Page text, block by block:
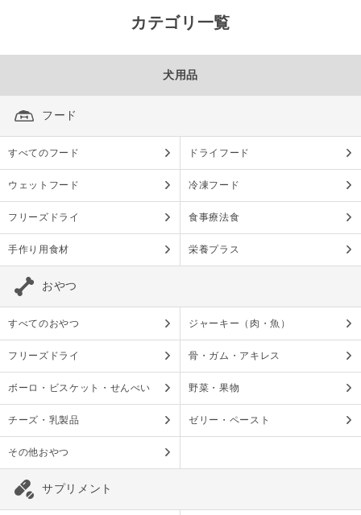
カテゴリ一覧
犬用品
フード
すべてのフード ドライフード
ウェットフード 冷凍フード
フリーズドライ 食事療法食
手作り用食材 栄養プラス
おやつ
すべてのおやつ ジャーキー（肉・魚）
フリーズドライ 骨・ガム・アキレス
ボーロ・ビスケット・せんべい 野菜・果物
チーズ・乳製品 ゼリー・ペースト
その他おやつ
サプリメント